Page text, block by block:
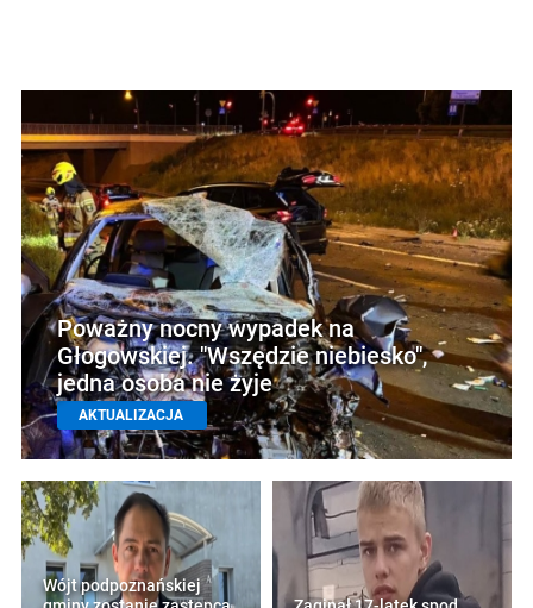
Poważny nocny wypadek na
Głogowskiej. "Wszędzie niebiesko",
jedna osoba nie żyje
AKTUALIZACJA
Wójt podpoznańskiej